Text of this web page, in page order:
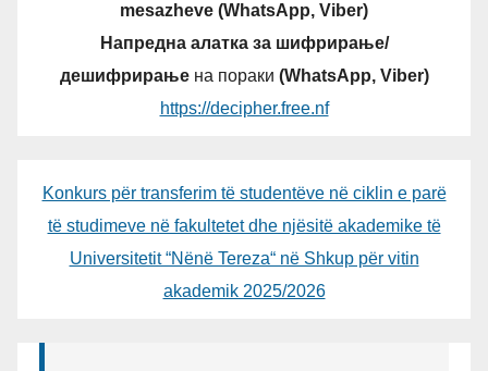
mesazheve (WhatsApp, Viber)
Напредна алатка за шифрирање/
дешифрирањена пораки (WhatsApp, Viber)
https://decipher.free.nf
Konkurs për transferim të studentëve në ciklin e parë
të studimeve në fakultetet dhe njësitë akademike të
Universitetit “Nënë Tereza“ në Shkup për vitin
akademik 2025/2026